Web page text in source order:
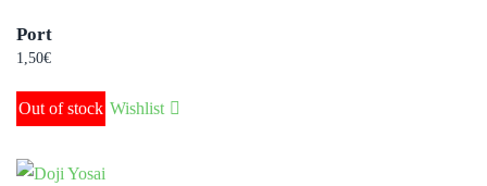
Port
1,50€
Out of stock Wishlist